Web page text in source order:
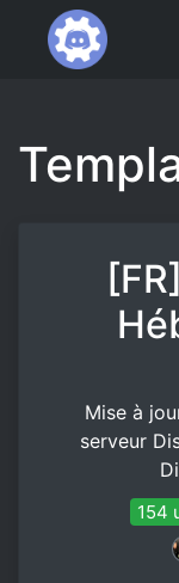
Mise à
serveur
154